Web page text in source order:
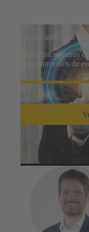
Certificados para
Descubra nuestros
procedimientos de